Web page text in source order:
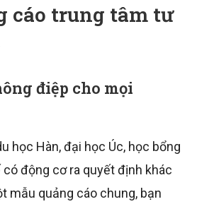
cáo trung tâm tư
điệp cho mọi
học Hàn, đại học Úc, học bổng
có động cơ ra quyết định khác
mẫu quảng cáo chung, bạn